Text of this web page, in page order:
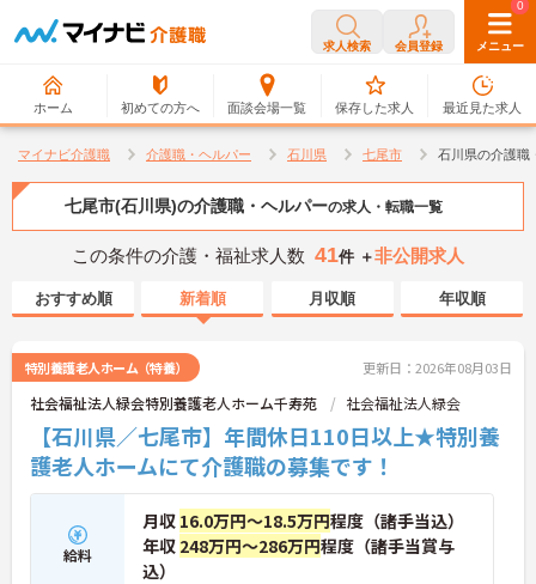
求人検索 会員登録 メニュー
ホーム 初めての方へ 面談会場一覧
0
保存した求人
0
最近見た求人
マイナビ介護職 介護職・ヘルパー 石川県 七尾市 石川県の介護職
七尾市(石川県)の介護職・ヘルパーの求人・転職一覧
この条件の介護・福祉求人数 41件 ＋非公開求人
おすすめ順 新着順 月収順 年収順
特別養護老人ホーム（特養） 更新日：2026年08月03日
社会福祉法人緑会特別養護老人ホーム千寿苑 社会福祉法人緑会
【石川県／七尾市】年間休日110日以上★特別養
護老人ホームにて介護職の募集です！
給料
月収 16.0万円～18.5万円程度（諸手当込）
年収 248万円～286万円程度（諸手当賞与
込）